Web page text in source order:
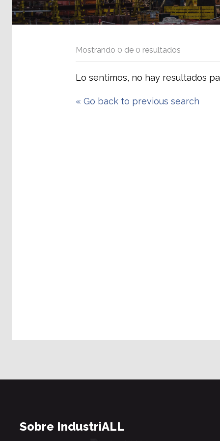
Mostrando 0 de 0 resultados
Lo sentimos, no hay resultados
«Go back to previous search
Sobre IndustriALL